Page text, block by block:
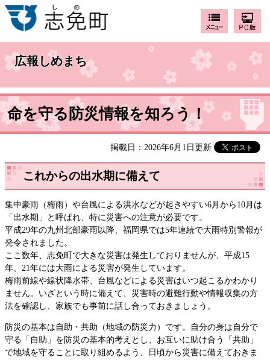
広報しめまち
命を守る防災情報を知ろう！
掲載日：2026年6月1日更新
これからの出水期に備えて
集中豪雨（梅雨）や台風による洪水などが起きやすい6月から10月は
「出水期」と呼ばれ、特に災害への注意が必要です。
平成29年の九州北部豪雨以降、福岡県では5年連続で大雨特別警報が
発令されました。
ここ数年、志免町で大きな災害は発生しておりませんが、平成15
年、21年には大雨による災害が発生しています。
梅雨前線や線状降水帯、台風などによる災害はいつ起こるかわかり
ません。いざという時に備えて、災害時の避難行動や情報収集の方
法を確認し、家族でも事前に話し合っておきましょう。
防災の基本は自助・共助（地域の防災力）です。自分の身は自分で
守る「自助」を防災の基本的考えとし、お互いに助け合う「共助」
で地域を守ることに取り組めるよう、日頃から災害に備えておきま